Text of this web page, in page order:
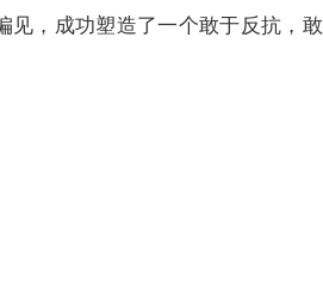
见，成功塑造了一个敢于反抗，敢